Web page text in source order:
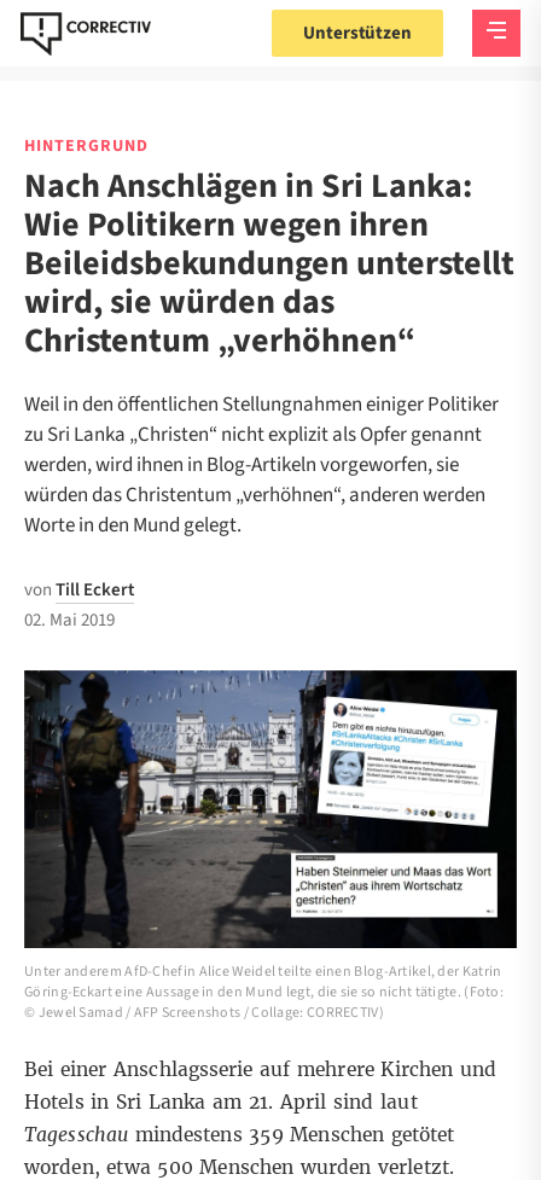
Unterstützen
HINTERGRUND
Nach Anschlägen in Sri Lanka:
Wie Politikern wegen ihren
Beileidsbekundungen unterstellt
wird, sie würden das
Christentum „verhöhnen“
Weil in den öffentlichen Stellungnahmen einiger Politiker
zu Sri Lanka „Christen“ nicht explizit als Opfer genannt
werden, wird ihnen in Blog-Artikeln vorgeworfen, sie
würden das Christentum „verhöhnen“, anderen werden
Worte in den Mund gelegt.
vonTill Eckert
02. Mai 2019
Unter anderem AfD-Chefin Alice Weidel teilte einen Blog-Artikel, der Katrin
Göring-Eckart eine Aussage in den Mund legt, die sie so nicht tätigte. (Foto:
© Jewel Samad / AFP Screenshots / Collage: CORRECTIV)
Bei einer Anschlagsserie auf mehrere Kirchen und
Hotels in Sri Lanka am 21. April sindlaut
Tagesschau mindestens 359 Menschen getötet
worden, etwa 500 Menschen wurden verletzt.